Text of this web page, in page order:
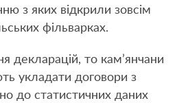
з яких відкрили зовсім
фільварках.
декларацій, то кам’янчани
укладати договори з
до статистичних даних